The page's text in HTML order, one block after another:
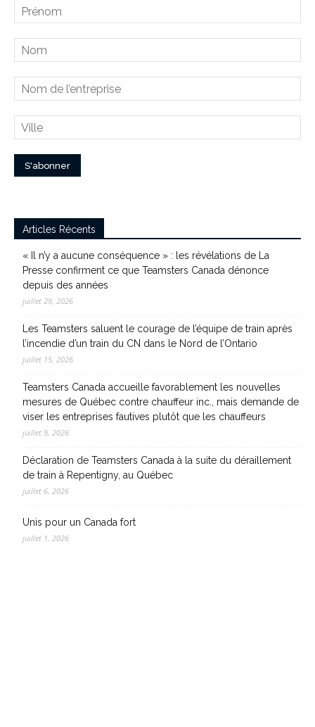
Articles Récents
« Il n’y a aucune conséquence » : les révélations de La
Presse confirment ce que Teamsters Canada dénonce
depuis des années
juillet 29, 2026
Les Teamsters saluent le courage de l’équipe de train après
l’incendie d’un train du CN dans le Nord de l’Ontario
juillet 15, 2026
Teamsters Canada accueille favorablement les nouvelles
mesures de Québec contre chauffeur inc., mais demande de
viser les entreprises fautives plutôt que les chauffeurs
juillet 9, 2026
Déclaration de Teamsters Canada à la suite du déraillement
de train à Repentigny, au Québec
juillet 6, 2026
Unis pour un Canada fort
juillet 1, 2026